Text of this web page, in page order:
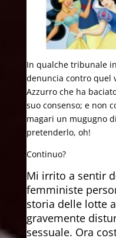
In qualche tribunale
denuncia contro quel
Azzurro che ha
suo consenso; e non
magari un mugugno
pretenderlo, oh!
Continuo?
Mi irrito a sentir
femministe
storia delle lotte
gravemente
sessuale. Ora